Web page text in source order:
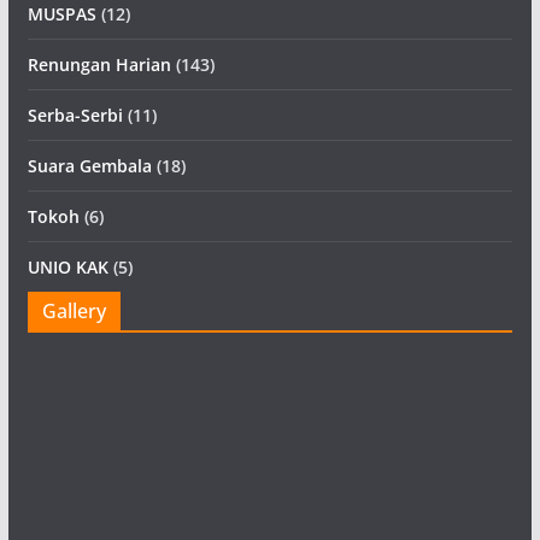
MUSPAS (12)
Renungan Harian (143)
Serba-Serbi (11)
Suara Gembala (18)
Tokoh (6)
UNIO KAK(5)
Gallery